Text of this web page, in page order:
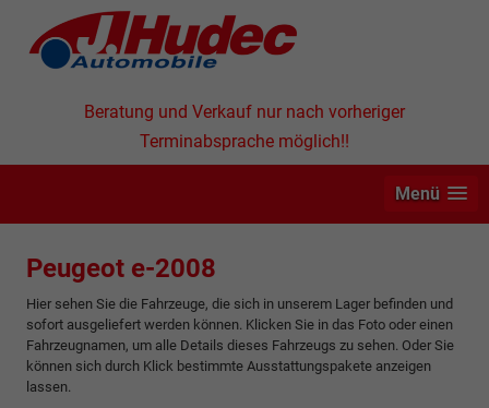
Beratung und Verkauf nur nach vorheriger
Terminabsprache möglich!!
Menü
Peugeot e-2008
Hier sehen Sie die Fahrzeuge, die sich in unserem Lager befinden und
sofort ausgeliefert werden können. Klicken Sie in das Foto oder einen
Fahrzeugnamen, um alle Details dieses Fahrzeugs zu sehen. Oder Sie
können sich durch Klick bestimmte Ausstattungspakete anzeigen
lassen.